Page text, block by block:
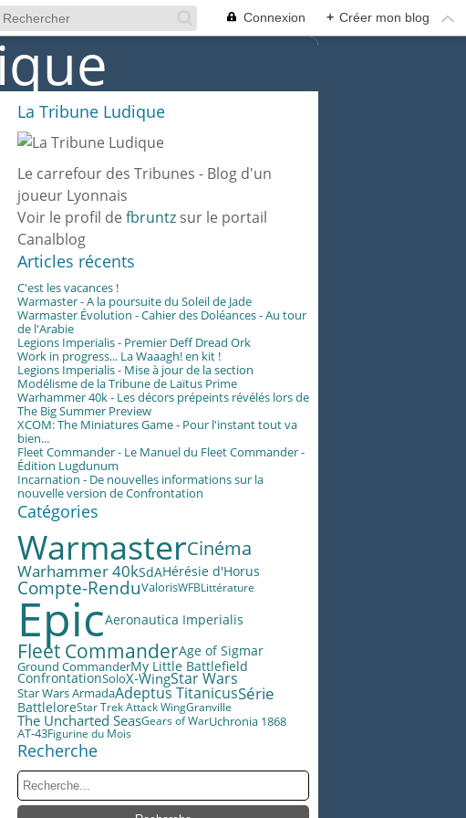
Connexion + Créer mon blog
La Tribune Ludique
Le carrefour des Tribunes - Blog d'un
joueur Lyonnais
Voir le profil de fbruntz sur le portail
Canalblog
Articles récents
C'est les vacances !
Warmaster - A la poursuite du Soleil de Jade
Warmaster Évolution - Cahier des Doléances - Au tour
de l'Arabie
Legions Imperialis - Premier Deff Dread Ork
Work in progress... La Waaagh! en kit !
Legions Imperialis - Mise à jour de la section
Modélisme de la Tribune de Laïtus Prime
Warhammer 40k - Les décors prépeints révélés lors de
The Big Summer Preview
XCOM: The Miniatures Game - Pour l'instant tout va
bien...
Fleet Commander - Le Manuel du Fleet Commander -
Édition Lugdunum
Incarnation - De nouvelles informations sur la
nouvelle version de Confrontation
Catégories
WarmasterCinéma
Warhammer 40kSdAHérésie d'Horus
Compte-RenduValorisWFBLittérature
EpicAeronautica Imperialis
Fleet CommanderAge of Sigmar
Ground CommanderMy Little Battlefield
ConfrontationSoloX-WingStar Wars
Star Wars ArmadaAdeptus TitanicusSérie
BattleloreStar Trek Attack WingGranville
The Uncharted SeasGears of WarUchronia 1868
AT-43Figurine du Mois
Recherche